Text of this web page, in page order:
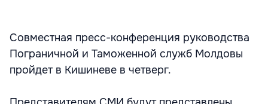
Совместная пресс-конференция руководства
Пограничной и Таможенной служб Молдовы
пройдет в Кишиневе в четверг.